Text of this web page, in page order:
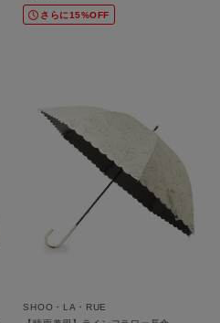
さらに15%OFF
SHOO・LA・RUE